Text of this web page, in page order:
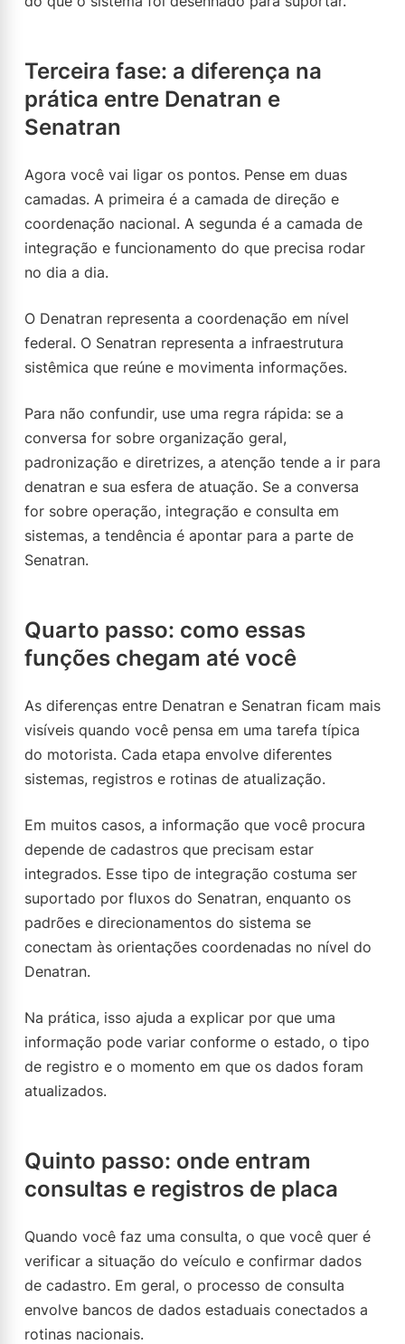
Terceira fase: a diferença na
prática entre Denatran e
Senatran
Agora você vai ligar os pontos. Pense em duas
camadas. A primeira é a camada de direção e
coordenação nacional. A segunda é a camada de
integração e funcionamento do que precisa rodar
no dia a dia.
O Denatran representa a coordenação em nível
federal. O Senatran representa a infraestrutura
sistêmica que reúne e movimenta informações.
Para não confundir, use uma regra rápida: se a
conversa for sobre organização geral,
padronização e diretrizes, a atenção tende a ir para
denatran e sua esfera de atuação. Se a conversa
for sobre operação, integração e consulta em
sistemas, a tendência é apontar para a parte de
Senatran.
Quarto passo: como essas
funções chegam até você
As diferenças entre Denatran e Senatran ficam mais
visíveis quando você pensa em uma tarefa típica
do motorista. Cada etapa envolve diferentes
sistemas, registros e rotinas de atualização.
Em muitos casos, a informação que você procura
depende de cadastros que precisam estar
integrados. Esse tipo de integração costuma ser
suportado por fluxos do Senatran, enquanto os
padrões e direcionamentos do sistema se
conectam às orientações coordenadas no nível do
Denatran.
Na prática, isso ajuda a explicar por que uma
informação pode variar conforme o estado, o tipo
de registro e o momento em que os dados foram
atualizados.
Quinto passo: onde entram
consultas e registros de placa
Quando você faz uma consulta, o que você quer é
verificar a situação do veículo e confirmar dados
de cadastro. Em geral, o processo de consulta
envolve bancos de dados estaduais conectados a
rotinas nacionais.